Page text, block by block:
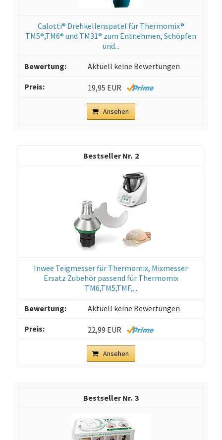
Calotti® Drehkellenspatel für Thermomix®
TM5®,TM6® und TM31® zum Entnehmen, Schöpfen
und...
Aktuell keine Bewertungen
19,95 EUR
Ansehen
2
Inwee Teigmesser für Thermomix, Mixmesser
Ersatz Zubehör passend für Thermomix
TM6,TM5,TMF,...
Aktuell keine Bewertungen
22,99 EUR
Ansehen
3